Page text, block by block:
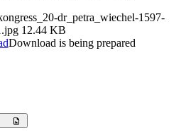
dr_petra_wiechel-1597-
12.44 KB
Download is being prepared